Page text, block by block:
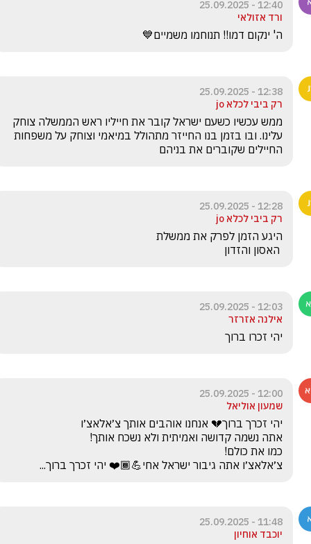
12:40 - 25.09.2025
ורד אזולאי
ה' ינקום דמו!! תנוחמו משמיים💙
12:38 - 25.09.2025
רק ביבי לכלא jo
החיילים שקוברים את בניהם
12:28 - 25.09.2025
רק ביבי לכלא jo
12:03 - 25.09.2025
אילנה אזרזר
יהי זכרו ברוך
12:00 - 25.09.2025
שמעון אוליאל
צ׳אלאצ׳ו אתה גיבור ישראל אחי💪🏾❤️ יהי זכרך ברוך...
11:48 - 25.09.2025
יוכבד אוחיון